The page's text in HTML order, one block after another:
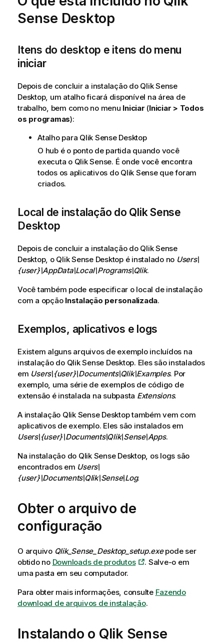
t
c
Sense Desktop
Itens do desktop e itens do menu
iniciar
Depois de concluir a instalação do Qlik Sense
Desktop, um atalho ficará disponível na área de
trabalho, bem como no menu Iniciar (Iniciar > Todos
os programas):
Atalho para Qlik Sense Desktop
O hub é o ponto de partida quando você
executa o Qlik Sense. É onde você encontra
todos os aplicativos do Qlik Senseque foram
criados.
Local de instalação do Qlik Sense
Desktop
Depois de concluir a instalação do Qlik Sense
Desktop, o Qlik Sense Desktopé instalado no Users\
{user}\AppData\Local\Programs\Qlik.
Você também pode especificar o local de instalação
com a opção Instalação personalizada.
Exemplos, aplicativos e logs
Existem alguns arquivos de exemplo incluídos na
instalação do Qlik Sense Desktop. Eles são instalados
em Users\{user}\Documents\Qlik\Examples. Por
exemplo, uma série de exemplos de código de
extensão é instalada na subpasta Extensions.
A instalação Qlik Sense Desktoptambém vem com
aplicativos de exemplo. Eles são instalados em
Users\{user}\Documents\Qlik\Sense\Apps.
Na instalação do Qlik Sense Desktop, os logs são
encontrados em Users\
{user}\Documents\Qlik\Sense\Log.
Obter o arquivo de
configuração
O arquivo Qlik_Sense_Desktop_setup.exepode ser
obtido no Downloads de produtos
. Salve-o em
uma pasta em seu computador.
Para obter mais informações, consulte Fazendo
download de arquivos de instalação.
Instalando o Qlik Sense